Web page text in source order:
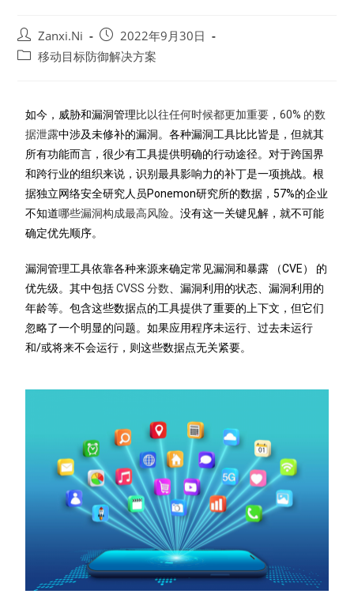
Zanxi.Ni
2022年9月30日
移动目标防御解决方案
如今，威胁和漏洞管理比以往任何时候都更加重要 ，60% 的数
据泄露中涉及未修补的漏洞。各种漏洞工具比比皆是，但就其
所有功能而言，很少有工具提供明确的行动途径。对于跨国界
和跨行业的组织来说，识别最具影响力的补丁是一项挑战。根
据独立网络安全研究人员Ponemon研究所的数据，57%的企业
不知道哪些漏洞构成最高风险。没有这一关键见解，就不可能
确定优先顺序。
漏洞管理工具依靠各种来源来确定常见漏洞和暴露 （CVE） 的
优先级。其中包括CVSS 分数 、漏洞利用的状态、漏洞利用的
年龄等。包含这些数据点的工具提供了重要的上下文，但它们
忽略了一个明显的问题。如果应用程序未运行、过去未运行
和/或将来不会运行，则这些数据点无关紧要。